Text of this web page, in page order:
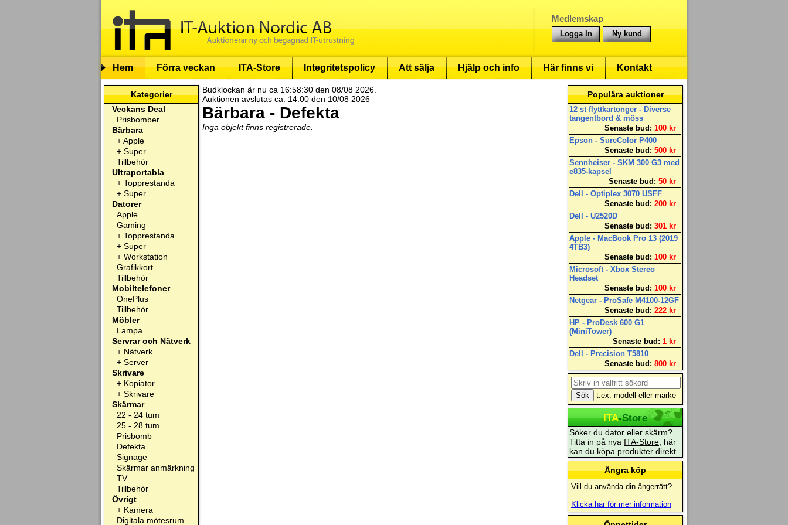
Medlemskap
Logga In Ny kund
Hem Förra veckan ITA-Store Integritetspolicy Att sälja Hjälp och info Här finns vi Kontakt
Kategorier
Veckans Deal
Prisbomber
Bärbara
+Apple
+ Super
Tillbehör
Ultraportabla
+ Topprestanda
+ Super
Datorer
Apple
Gaming
+ Topprestanda
+ Super
+ Workstation
Grafikkort
Tillbehör
Mobiltelefoner
OnePlus
Tillbehör
Möbler
Lampa
Servrar och Nätverk
+ Nätverk
+ Server
Skrivare
+ Kopiator
+ Skrivare
Skärmar
22 - 24 tum
25 - 28 tum
Prisbomb
Defekta
Signage
Skärmar anmärkning
TV
Tillbehör
Övrigt
+ Kamera
Digitala mötesrum
Budklockan är nu ca 16:58:30 den 08/08 2026.
Auktionen avslutas ca: 14:00 den 10/08 2026
Bärbara - Defekta
Inga objekt finns registrerade.
Populära auktioner
12 st flyttkartonger - Diverse
tangentbord & möss
Senaste bud: 100 kr
Epson - SureColor P400
Senaste bud: 500 kr
Sennheiser - SKM 300 G3 med
e835-kapsel
Senaste bud: 50 kr
Dell - Optiplex 3070 USFF
Senaste bud: 200 kr
Dell - U2520D
Senaste bud: 301 kr
Apple - MacBook Pro 13 (2019
4TB3)
Senaste bud: 100 kr
Microsoft - Xbox Stereo
Headset
Senaste bud: 100 kr
Netgear - ProSafe M4100-12GF
Senaste bud: 222 kr
HP - ProDesk 600 G1
(MiniTower)
Senaste bud: 1 kr
Dell - Precision T5810
Senaste bud: 800 kr
t.ex. modell eller märke
ITA-Store
Söker du dator eller skärm?
Titta in på nya ITA-Store , här
kan du köpa produkter direkt.
Ångra köp
Vill du använda din ångerrätt?
Klicka här för mer information